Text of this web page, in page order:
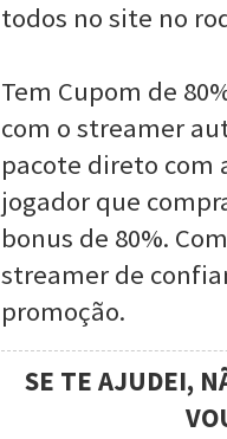
todos no site no
Tem Cupom de
com o streamer
pacote direto com
jogador que
bonus de 80%.
streamer de
promoção.
SE TE AJUDEI,